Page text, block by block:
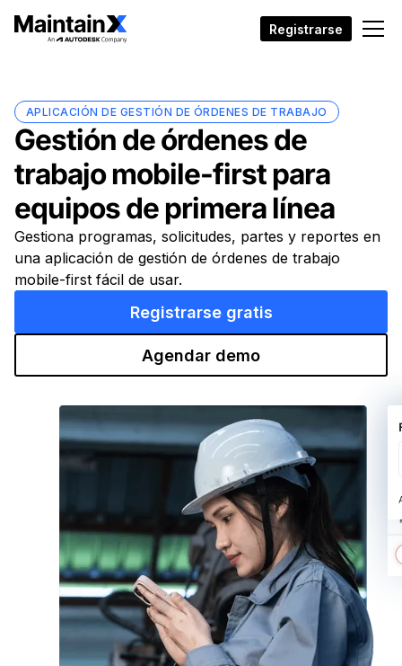
Registrarse
APLICACIÓN DE GESTIÓN DE ÓRDENES DE TRABAJO
Gestión de órdenes de
trabajo mobile-first para
equipos de primera línea
Gestiona programas, solicitudes, partes y reportes en
una aplicación de gestión de órdenes de trabajo
mobile-first fácil de usar.
Registrarse gratis
Agendar demo